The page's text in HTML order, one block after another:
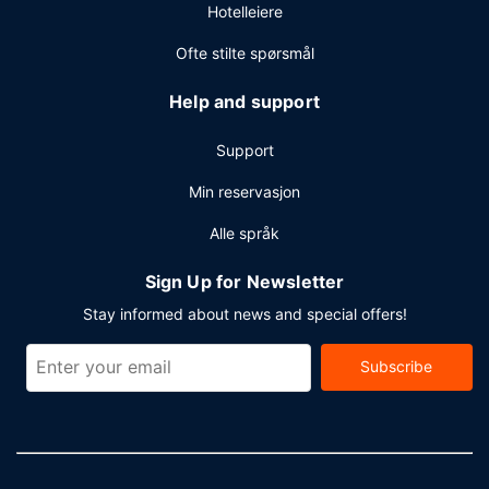
Gjester har tilgang til blant annet kablet internettilgang
(inkludert), et forretningssenter og
limousin-/privatbiltjenester. Dette hotellet tilbyr møte- og
konferanselokaler som konferanserom og møterom.
Transport til togstasjonen tilbys kostnadsfritt i et
Hotelleiere
Ofte stilte spørsmål
Help and support
Support
Min reservasjon
Alle språk
Sign Up for Newsletter
Stay informed about news and special offers!
Subscribe